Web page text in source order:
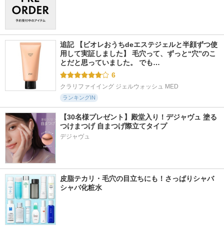
追記 【ビオレおうちdeエステジェルと半顔ずつ使
用して実証しました】 毛穴って、ずっと“穴”のこ
とだと思っていました。 でも…
6
クラリファイイング ジェルウォッシュ MED
ランキングIN
【30名様プレゼント】殿堂入り！デジャヴュ 塗る
つけまつげ 自まつげ際立てタイプ
デジャヴュ
皮脂テカリ・毛穴の目立ちにも！さっぱりシャバ
シャバ化粧水